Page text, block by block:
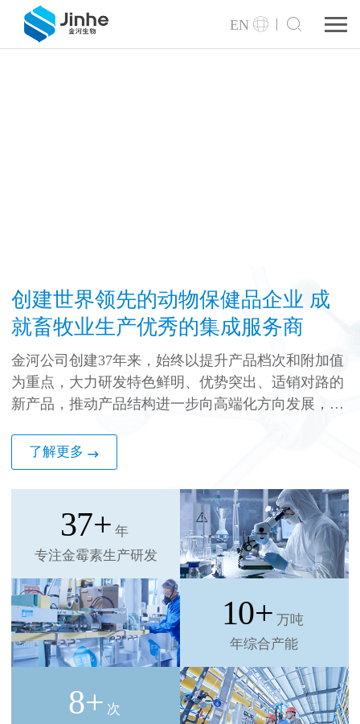
EN
创建世界领先的动物保健品企业 成
就畜牧业生产优秀的集成服务商
金河公司创建37年来，始终以提升产品档次和附加值
为重点，大力研发特色鲜明、优势突出、适销对路的
新产品，推动产品结构进一步向高端化方向发展，提
牌效应和行业龙头优势，发展前景十分广阔。（股票
代码：002688）
了解更多
37+ 年
专注金霉素生产研发
10+ 万吨
年综合产能
8+ 次